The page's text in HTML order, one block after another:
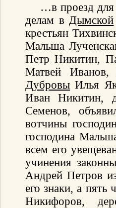
…в проезд для
делам в Дымской
крестьян
Мальша
Петр Никитин,
Матвей Иванов,
Дубровы Илья
Иван Никитин,
Семенов,
вотчины
господина
всем его
учинения
Андрей Петров
его знаки, а пять
Никифоров,